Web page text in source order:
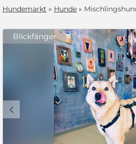
Hundemarkt » Hunde »
Blickfänger
c